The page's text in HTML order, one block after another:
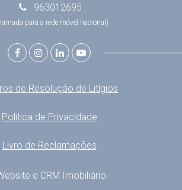
963012695
para a rede móvel nacional)
de Resolução de Litígios
Política de Privacidade
Livro de Reclamações
e CRM Imobiliário